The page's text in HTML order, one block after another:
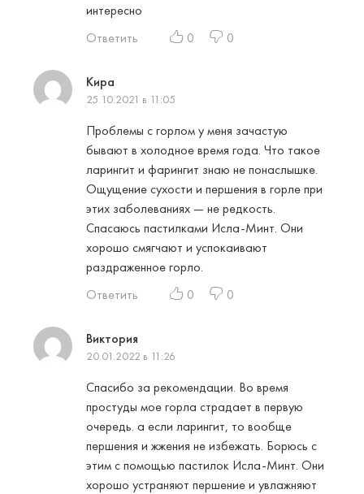
интересно
Ответить
0 0
Кира
25.10.2021 в 11:05
Проблемы с горлом у меня зачастую
бывают в холодное время года. Что такое
ларингит и фарингит знаю не понаслышке.
Ощущение сухости и першения в горле при
этих заболеваниях — не редкость.
Спасаюсь пастилками Исла-Минт. Они
хорошо смягчают и успокаивают
раздраженное горло.
Ответить
0 0
Виктория
20.01.2022 в 11:26
Спасибо за рекомендации. Во время
простуды мое горла страдает в первую
очередь. а если ларингит, то вообще
першения и жжения не избежать. Борюсь с
этим с помощью пастилок Исла-Минт. Они
хорошо устраняют першение и увлажняют